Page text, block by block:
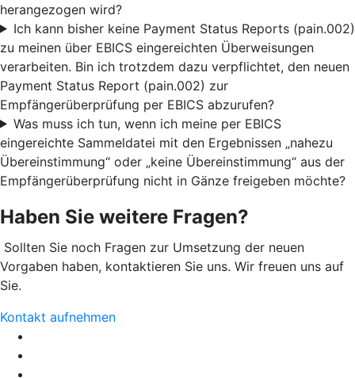
herangezogen wird?
Ich kann bisher keine Payment Status Reports (pain.002)
zu meinen über EBICS eingereichten Überweisungen
verarbeiten. Bin ich trotzdem dazu verpflichtet, den neuen
Payment Status Report (pain.002) zur
Empfängerüberprüfung per EBICS abzurufen?
Was muss ich tun, wenn ich meine per EBICS
eingereichte Sammeldatei mit den Ergebnissen „nahezu
Übereinstimmung“ oder „keine Übereinstimmung“ aus der
Empfängerüberprüfung nicht in Gänze freigeben möchte?
Haben Sie weitere Fragen?
Sollten Sie noch Fragen zur Umsetzung der neuen
Vorgaben haben, kontaktieren Sie uns. Wir freuen uns auf
Sie.
Kontakt aufnehmen